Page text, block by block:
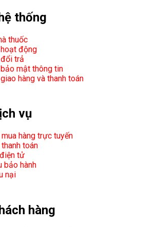
thống
thuốc
động
trả
mật thông tin
hàng và thanh toán
vụ
hàng trực tuyến
toán
tử
bảo hành
nại
hàng